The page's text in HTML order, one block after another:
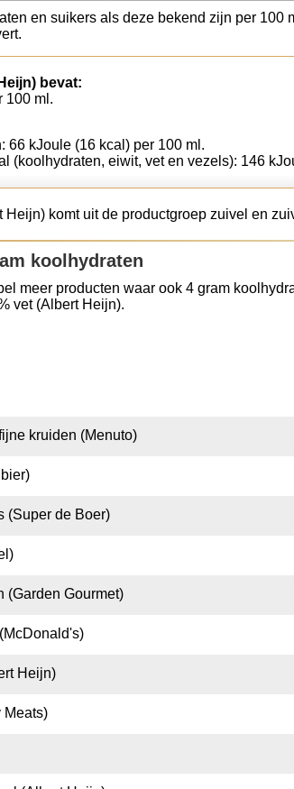
en suikers als deze bekend zijn per
bevat:
100 ml.
66 kJoule (16 kcal) per 100 ml.
(koolhydraten, eiwit, vet en vezels): 146
Heijn) komt uit de productgroep zuivel en
koolhydraten
meer producten waar ook 4 gram
vet (Albert Heijn).
kruiden (Menuto)
(Super de Boer)
(Garden Gourmet)
Heijn)
Meats)